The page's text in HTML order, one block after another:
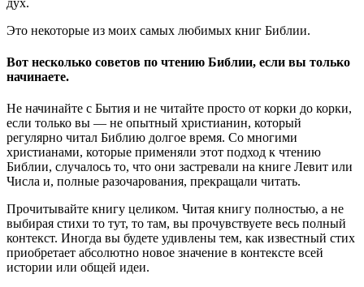
Это некоторые из моих самых любимых книг Библии.
Вот несколько советов по чтению Библии, если вы только
начинаете.
Не начинайте с Бытия и не читайте просто от корки до корки,
если только вы — не опытный христианин, который
регулярно читал Библию долгое время. Со многими
христианами, которые применяли этот подход к чтению
Библии, случалось то, что они застревали на книге Левит или
Числа и, полные разочарования, прекращали читать.
Прочитывайте книгу целиком. Читая книгу полностью, а не
выбирая стихи то тут, то там, вы прочувствуете весь полный
контекст. Иногда вы будете удивлены тем, как известный стих
приобретает абсолютно новое значение в контексте всей
истории или общей идеи.